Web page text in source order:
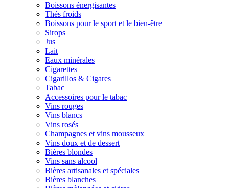
Boissons énergisantes
Thés froids
Boissons pour le sport et le bien-être
Sirops
Jus
Lait
Eaux minérales
Cigarettes
Cigarillos & Cigares
Tabac
Accessoires pour le tabac
Vins rouges
Vins blancs
Vins rosés
Champagnes et vins mousseux
Vins doux et de dessert
Bières blondes
Vins sans alcool
Bières artisanales et spéciales
Bières blanches